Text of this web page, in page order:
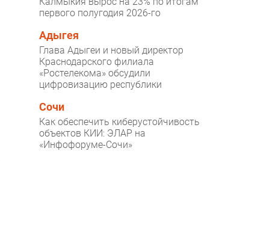
первого полугодия 2026-го
Адыгея
Глава Адыгеи и новый директор
Краснодарского филиала
«Ростелекома» обсудили
цифровизацию республики
Сочи
Как обеспечить киберустойчивость
объектов КИИ: ЭЛАР на
«Инфофоруме-Сочи»